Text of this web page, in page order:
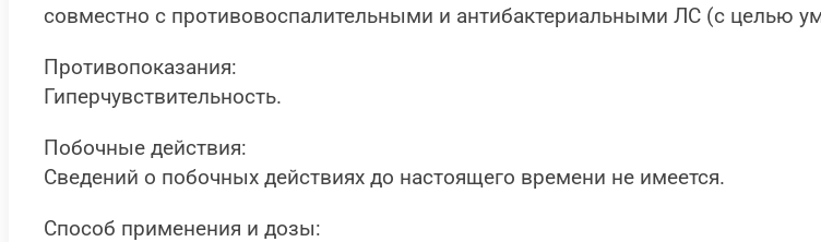
совместно с противовоспалительными и антибактериальными ЛС (с целью
Противопоказания:
Гиперчувствительность.
Побочные действия:
Сведений о побочных действиях до настоящего времени не имеется.
Способ применения и дозы: